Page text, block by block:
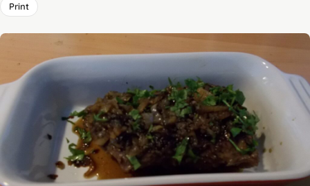
Print